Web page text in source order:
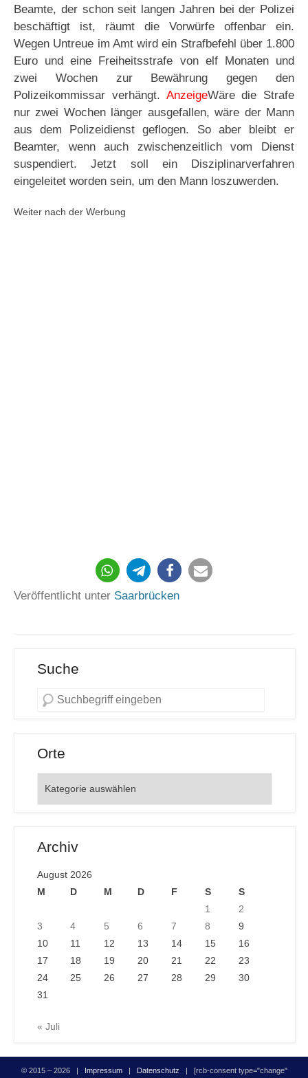
Beamte, der schon seit langen Jahren bei der Polizei
beschäftigt ist, räumt die Vorwürfe offenbar ein.
Wegen Untreue im Amt wird ein Strafbefehl über 1.800
Euro und eine Freiheitsstrafe von elf Monaten und
zwei Wochen zur Bewährung gegen den
Polizeikommissar verhängt. AnzeigeWäre die Strafe
nur zwei Wochen länger ausgefallen, wäre der Mann
aus dem Polizeidienst geflogen. So aber bleibt er
Beamter, wenn auch zwischenzeitlich vom Dienst
suspendiert. Jetzt soll ein Disziplinarverfahren
eingeleitet worden sein, um den Mann loszuwerden.
Weiter nach der Werbung
79
Veröffentlicht unter Saarbrücken
Suche
Orte
Archiv
August 2026
M
D M D F S
S
1
2
3
4 5 6 7 8
9
10
11 12 13 14 15
16
17
18 19 20 21 22
23
24
25 26 27 28 29
30
31
« Juli
© 2015 – 2026 | Impressum| Datenschutz | [rcb-consent type="change"